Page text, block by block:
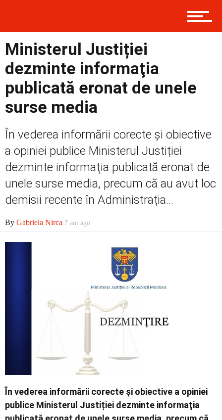
Prima
Politică
Externe
Social
Ministerul Justiției
dezminte informaţia
publicată eronat de unele
surse media
În vederea informării corecte şi obiective
a opiniei publice Ministerul Justiției
dezminte informaţia publicată eronat de
unele surse media, precum că au avut loc
demisii recente în Administrația...
By Gabriela Nirca 7 ani ago
În vederea informării corecte şi obiective a opiniei
publice Ministerul Justiției dezminte informaţia